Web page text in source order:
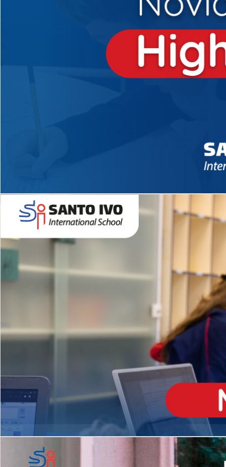
Novidades 2026 High School
Matrículas Abertas 2026
EDUCAÇÃO INFANTIL
Inglês todos os dias
MÉDIO
igh School
Dupla Diplomação
2º AO 5º ANO FUNDAMENTAL